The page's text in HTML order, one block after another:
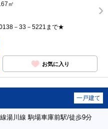
㎡
－33－5221まで★
お気に入り
一戸建て
湯川線 駒場車庫前駅/徒歩9分